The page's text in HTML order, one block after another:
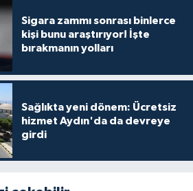
Sigara zammı sonrası binlerce
kişi bunu araştırıyor! İşte
bırakmanın yolları
Sağlıkta yeni dönem: Ücretsiz
hizmet Aydın'da da devreye
girdi